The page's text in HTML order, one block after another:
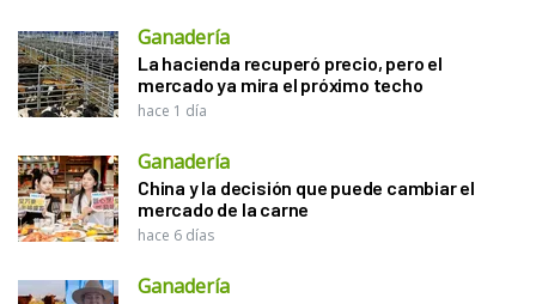
Ganadería
La hacienda recuperó precio, pero el
mercado ya mira el próximo techo
hace 1 día
Ganadería
China y la decisión que puede cambiar el
mercado de la carne
hace 6 días
Ganadería